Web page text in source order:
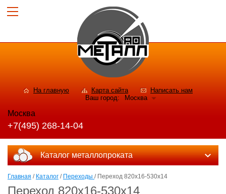
На главную Карта сайта
Написать нам
Ваш город:
Москва
Москва
+7(495) 268-14-04
Каталог металлопроката
Главная / Каталог / Переходы / Переход 820x16-530x14
Переход 820x16-530x14